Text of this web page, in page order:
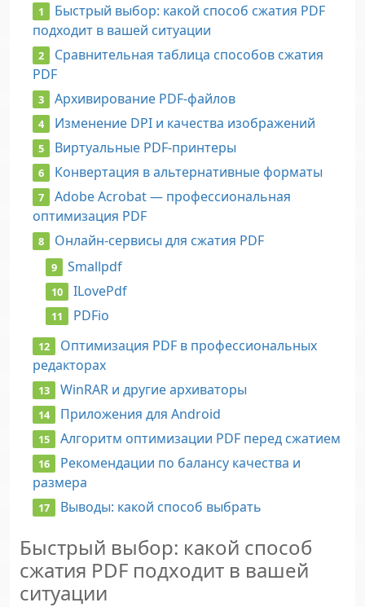
Быстрый выбор: какой способ сжатия PDF
подходит в вашей ситуации
Сравнительная таблица способов сжатия
PDF
Архивирование PDF-файлов
Изменение DPI и качества изображений
Виртуальные PDF-принтеры
Конвертация в альтернативные форматы
Adobe Acrobat — профессиональная
оптимизация PDF
Онлайн-сервисы для сжатия PDF
Smallpdf
ILovePdf
PDFio
Оптимизация PDF в профессиональных
редакторах
WinRAR и другие архиваторы
Приложения для Android
Алгоритм оптимизации PDF перед сжатием
Рекомендации по балансу качества и
размера
Выводы: какой способ выбрать
Быстрый выбор: какой способ
сжатия PDF подходит в вашей
ситуации